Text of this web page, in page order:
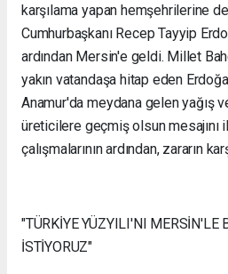
karşılama yapan hemşehrilerine
Cumhurbaşkanı Recep Tayyip
ardından Mersin'e geldi. Millet
yakın vatandaşa hitap eden
Anamur'da meydana gelen yağış
üreticilere geçmiş olsun mesajını
çalışmalarının ardından, zararın
"TÜRKİYE YÜZYILI'NI MERSİN'LE
İSTİYORUZ"